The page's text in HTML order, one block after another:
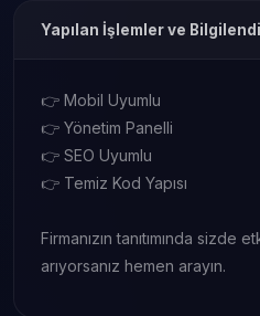
Yapılan İşlemler ve
👉 Mobil Uyumlu
👉 Yönetim Panelli
👉 SEO Uyumlu
👉 Temiz Kod Yapısı
Firmanızın tanıtımında sizde
arıyorsanız hemen arayın.